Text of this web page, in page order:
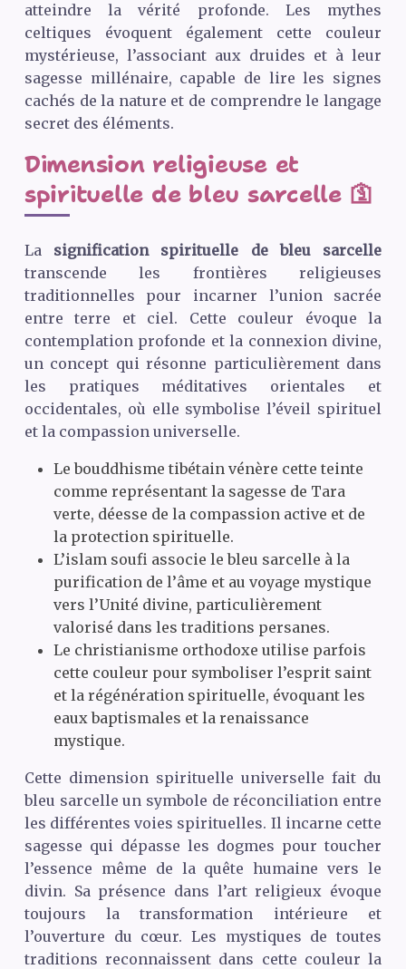
atteindre la vérité profonde. Les mythes
celtiques évoquent également cette couleur
mystérieuse, l’associant aux druides et à leur
sagesse millénaire, capable de lire les signes
cachés de la nature et de comprendre le langage
secret des éléments.
Dimension religieuse et
spirituelle de bleu sarcelle 🛐
La signification spirituelle de bleu sarcelle
transcende les frontières religieuses
traditionnelles pour incarner l’union sacrée
entre terre et ciel. Cette couleur évoque la
contemplation profonde et la connexion divine,
un concept qui résonne particulièrement dans
les pratiques méditatives orientales et
occidentales, où elle symbolise l’éveil spirituel
et la compassion universelle.
Le bouddhisme tibétain vénère cette teinte
comme représentant la sagesse de Tara
verte, déesse de la compassion active et de
la protection spirituelle.
L’islam soufi associe le bleu sarcelle à la
purification de l’âme et au voyage mystique
vers l’Unité divine, particulièrement
valorisé dans les traditions persanes.
Le christianisme orthodoxe utilise parfois
cette couleur pour symboliser l’esprit saint
et la régénération spirituelle, évoquant les
eaux baptismales et la renaissance
mystique.
Cette dimension spirituelle universelle fait du
bleu sarcelle un symbole de réconciliation entre
les différentes voies spirituelles. Il incarne cette
sagesse qui dépasse les dogmes pour toucher
l’essence même de la quête humaine vers le
divin. Sa présence dans l’art religieux évoque
toujours la transformation intérieure et
l’ouverture du cœur. Les mystiques de toutes
traditions reconnaissent dans cette couleur la